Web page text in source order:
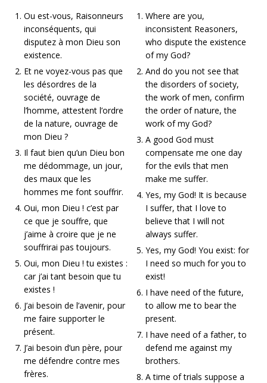
Ou est-vous, Raisonneurs
inconséquents, qui
disputez à mon Dieu son
existence.
Et ne voyez-vous pas que
les désordres de la
société, ouvrage de
l’homme, attestent l’ordre
de la nature, ouvrage de
mon Dieu ?
Il faut bien qu’un Dieu bon
me dédommage, un jour,
des maux que les
hommes me font souffrir.
Oui, mon Dieu ! c’est par
ce que je souffre, que
j’aime à croire que je ne
souffrirai pas toujours.
Oui, mon Dieu ! tu existes :
car j’ai tant besoin que tu
existes !
J’ai besoin de l’avenir, pour
me faire supporter le
présent.
J’ai besoin d’un père, pour
me défendre contre mes
frères.
Where are you,
inconsistent Reasoners,
who dispute the existence
of my God?
And do you not see that
the disorders of society,
the work of men, confirm
the order of nature, the
work of my God?
A good God must
compensate me one day
for the evils that men
make me suffer.
Yes, my God! It is because
I suffer, that I love to
believe that I will not
always suffer.
Yes, my God! You exist: for
I need so much for you to
exist!
I have need of the future,
to allow me to bear the
present.
I have need of a father, to
defend me against my
brothers.
A time of trials suppose a